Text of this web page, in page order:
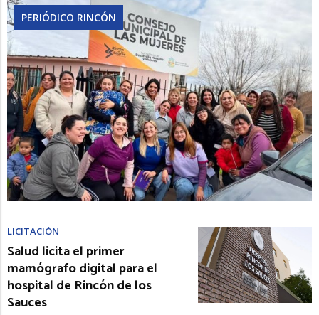
PERIÓDICO RINCÓN
LICITACIÓN
Salud licita el primer
mamógrafo digital para el
hospital de Rincón de los
Sauces